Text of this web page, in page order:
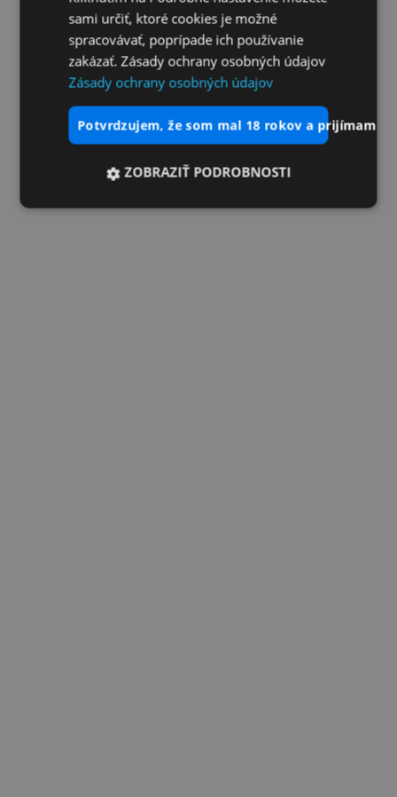
sami určiť, ktoré cookies je možné
spracovávať, poprípade ich používanie
zakázať. Zásady ochrany osobných údajov
Zásady ochrany osobných údajov
potvrdzujem, že som mal 18 rokov a prijímam
ZOBRAZIŤ PODROBNOSTI